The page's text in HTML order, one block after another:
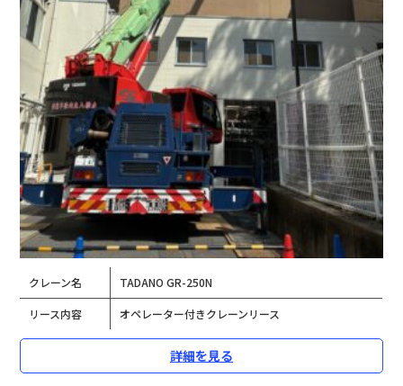
クレーン名 TADANO GR-250N
リース内容 オペレーター付きクレーンリース
詳細を見る